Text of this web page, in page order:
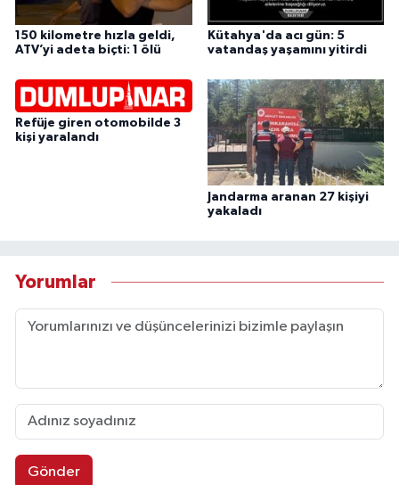
150 kilometre hızla geldi,
ATV’yi adeta biçti: 1 ölü
Kütahya'da acı gün: 5
vatandaş yaşamını yitirdi
Refüje giren otomobilde 3
kişi yaralandı
Jandarma aranan 27 kişiyi
yakaladı
Yorumlar
Gönder